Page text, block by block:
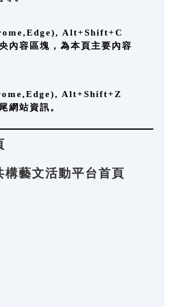
Alt+Shift+C
內容區塊，為本頁主要內容
Alt+Shift+Z
網站資訊。
構藝文活動平台首頁